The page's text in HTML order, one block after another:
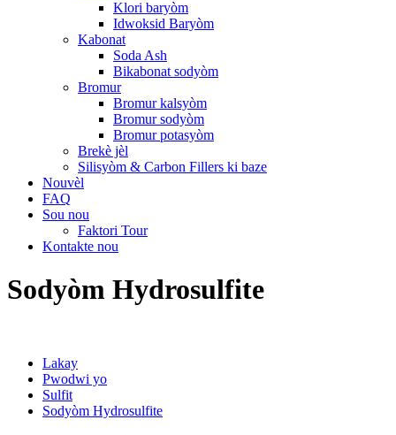
Klori baryòm
Idwoksid Baryòm
Kabonat
Soda Ash
Bikabonat sodyòm
Bromur
Bromur kalsyòm
Bromur sodyòm
Bromur potasyòm
Brekè jèl
Silisyòm & Carbon Fillers ki baze
Nouvèl
FAQ
Sou nou
Faktori Tour
Kontakte nou
Sodyòm Hydrosulfite
Lakay
Pwodwi yo
Sulfit
Sodyòm Hydrosulfite